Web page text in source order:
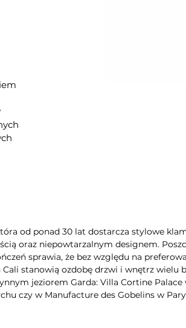
od ponad 30 lat dostarcza stylowe
oraz niepowtarzalnym designem.
sprawia, że bez względu na
stanowią ozdobę drzwi i wnętrz wielu
jeziorem Garda: Villa Cortine
czy w Manufacture des Gobelins w